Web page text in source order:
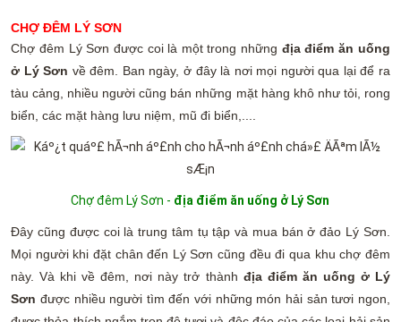
CHỢ ĐÊM LÝ SƠN
Chợ đêm Lý Sơn được coi là một trong những địa điểm ăn uống
ở Lý Sơn về đêm. Ban ngày, ở đây là nơi mọi người qua lại để ra
tàu cảng, nhiều người cũng bán những mặt hàng khô như tỏi, rong
biển, các mặt hàng lưu niệm, mũ đi biển,....
Chợ đêm Lý Sơn - địa điểm ăn uống ở Lý Sơn
Đây cũng được coi là trung tâm tụ tập và mua bán ở đảo Lý Sơn.
Mọi người khi đặt chân đến Lý Sơn cũng đều đi qua khu chợ đêm
này. Và khi về đêm, nơi này trở thành địa điểm ăn uống ở Lý
Sơn được nhiều người tìm đến với những món hải sản tươi ngon,